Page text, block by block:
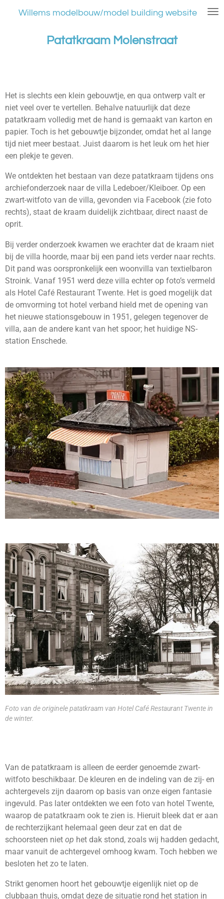
Willems modelbouw/model building website
Patatkraam Molenstraat
Het is slechts een klein gebouwtje, en qua ontwerp valt er
niet veel over te vertellen. Behalve natuurlijk dat deze
patatkraam volledig met de hand is gemaakt van karton en
papier. Toch is het gebouwtje bijzonder, omdat het al lange
tijd niet meer bestaat. Juist daarom is het leuk om het hier
een plekje te geven.
We ontdekten het bestaan van deze patatkraam tijdens ons
archiefonderzoek naar de villa Ledeboer/Kleiboer. Op een
zwart-witfoto van de villa, gevonden via Facebook (zie foto
rechts), staat de kraam duidelijk zichtbaar, direct naast de
oprit.
Bij verder onderzoek kwamen we erachter dat de kraam niet
bij de villa hoorde, maar bij een pand iets verder naar rechts.
Dit pand was oorspronkelijk een woonvilla van textielbaron
Stroink. Vanaf 1951 werd deze villa echter op foto’s vermeld
als Hotel Café Restaurant Twente. Het is goed mogelijk dat
de omvorming tot hotel verband hield met de opening van
het nieuwe stationsgebouw in 1951, gelegen tegenover de
villa, aan de andere kant van het spoor; het huidige NS-
station Enschede.
Foto van de originele patatkraam van Hotel Café Restaurant Twente in
de winter.
Van de patatkraam is alleen de eerder genoemde zwart-
witfoto beschikbaar. De kleuren en de indeling van de zij- en
achtergevels zijn daarom op basis van onze eigen fantasie
ingevuld. Pas later ontdekten we een foto van hotel Twente,
waarop de patatkraam ook te zien is. Hieruit bleek dat er aan
de rechterzijkant helemaal geen deur zat en dat de
schoorsteen niet op het dak stond, zoals wij hadden gedacht,
maar vanuit de achtergevel omhoog kwam. Toch hebben we
besloten het zo te laten.
Strikt genomen hoort het gebouwtje eigenlijk niet op de
clubbaan thuis, omdat deze de situatie rond het station in